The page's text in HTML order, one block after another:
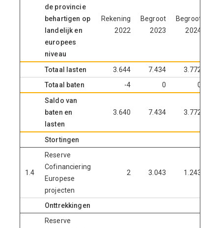
de provincie
behartigen op
landelijk en
europees
niveau
Rekening
2022
Begroot
2023
Begroot
2024
Totaal lasten 3.644 7.434 3.772
Totaal baten
-4 0
0
Saldo van
baten en
lasten
3.640 7.434 3.772
Stortingen
1.4
Reserve
Cofinanciering
Europese
projecten
2 3.043 1.243
Onttrekkingen
Reserve